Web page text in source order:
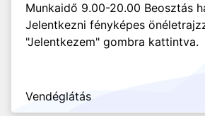
Munkaidő 9.00-20.00 Beosztás
Jelentkezni fényképes
"Jelentkezem" gombra kattintva.
Vendéglátás